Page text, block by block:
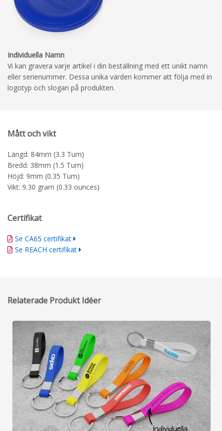
Individuella Namn
Vi kan gravera varje artikel i din beställning med ett unikt namn
eller serienummer. Dessa unika värden kommer att följa med in
logotyp och slogan på produkten.
Mått och vikt
Längd: 84mm (3.3 Tum)
Bredd: 38mm (1.5 Tum)
Höjd: 9mm (0.35 Tum)
Vikt: 9.30 gram (0.33 ounces)
Certifikat
Se CA65 certifikat
Se REACH certifikat
Relaterade Produkt Idéer